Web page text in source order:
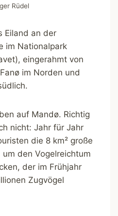
Rüdel
Eiland an der
im Nationalpark
eingerahmt von
im Norden und
auf Mandø. Richtig
nicht: Jahr für Jahr
die 8 km² große
den Vogelreichtum
der im Frühjahr
Zugvögel